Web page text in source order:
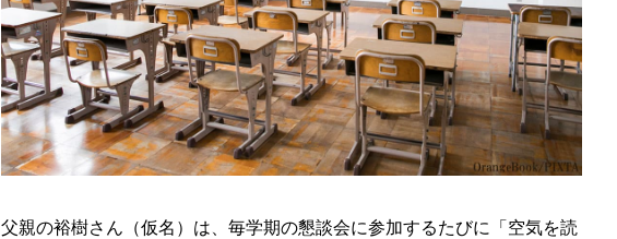
父親の裕樹さん（仮名）は、毎学期の懇談会に参加するたびに「空気を読